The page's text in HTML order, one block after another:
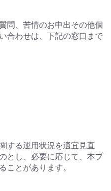
問、苦情のお申出その他個
合わせは、下記の窓口まで
する運用状況を適宜見直
とし、必要に応じて、本プ
ことがあります。